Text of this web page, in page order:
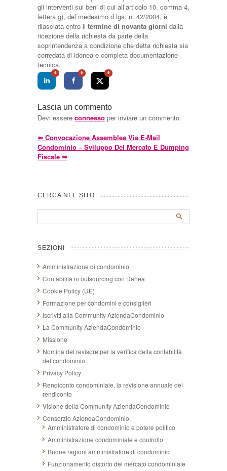
gli interventi sui beni di cui all’articolo 10, comma 4,
lettera g), del medesimo d.lgs. n. 42/2004, è
rilasciata entro il termine di novanta giorni dalla
ricezione della richiesta da parte della
soprintendenza a condizione che detta richiesta sia
corredata di idonea e completa documentazione
tecnica.
0 0 0
Lascia un commento
Devi essere connesso per inviare un commento.
⇐ Convocazione Assemblea Via E-Mail
Condominio – Sviluppo Del Mercato E Dumping
Fiscale ⇒
CERCA NEL SITO
SEZIONI
Amministrazione di condominio
Contabilità in outsourcing con Danea
Cookie Policy (UE)
Formazione per condomini e consiglieri
Iscriviti alla Community AziendaCondominio
La Community AziendaCondominio
Missione
Nomina del revisore per la verifica della contabilità
del condominio
Privacy Policy
Rendiconto condominiale, la revisione annuale del
rendiconto
Visione della Community AziendaCondominio
Consorzio AziendaCondominio
Amministratore di condominio e potere politico
Amministrazione condominiale e controllo
Buone ragioni amministratore di condominio
Funzionamento distorto del mercato condominiale